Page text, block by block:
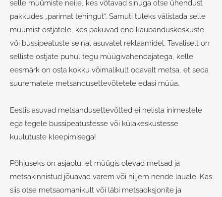
selle müümiste neile, kes võtavad sinuga otse ühendust
pakkudes „parimat tehingut“. Samuti tuleks välistada selle
müümist ostjatele, kes pakuvad end kaubanduskeskuste
või bussipeatuste seinal asuvatel reklaamidel. Tavaliselt on
selliste ostjate puhul tegu müügivahendajatega, kelle
eesmärk on osta kokku võimalikult odavalt metsa, et seda
suurematele metsandusettevõtetele edasi müüa.
Eestis asuvad metsandusettevõtted ei helista inimestele
ega tegele bussipeatustesse või külakeskustesse
kuulutuste kleepimisega!
Põhjuseks on asjaolu, et müügis olevad metsad ja
metsakinnistud jõuavad varem või hiljem nende lauale. Kas
siis otse metsaomanikult või läbi metsaoksjonite ja